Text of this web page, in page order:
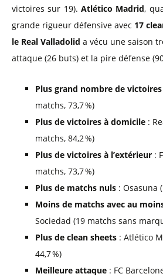
victoires sur 19). Atlético Madrid,
grande rigueur défensive avec 17
le Real Valladolid a vécu une saison
attaque (26 buts) et la pire défense
Plus grand nombre de victoires
matchs, 73,7 %)
Plus de victoires à domicile :
matchs, 84,2 %)
Plus de victoires à l’extérieur :
matchs, 73,7 %)
Plus de matchs nuls : Osasuna
Moins de matchs avec au
Sociedad (19 matchs sans
Plus de clean sheets : Atlético
44,7 %)
Meilleure attaque : FC